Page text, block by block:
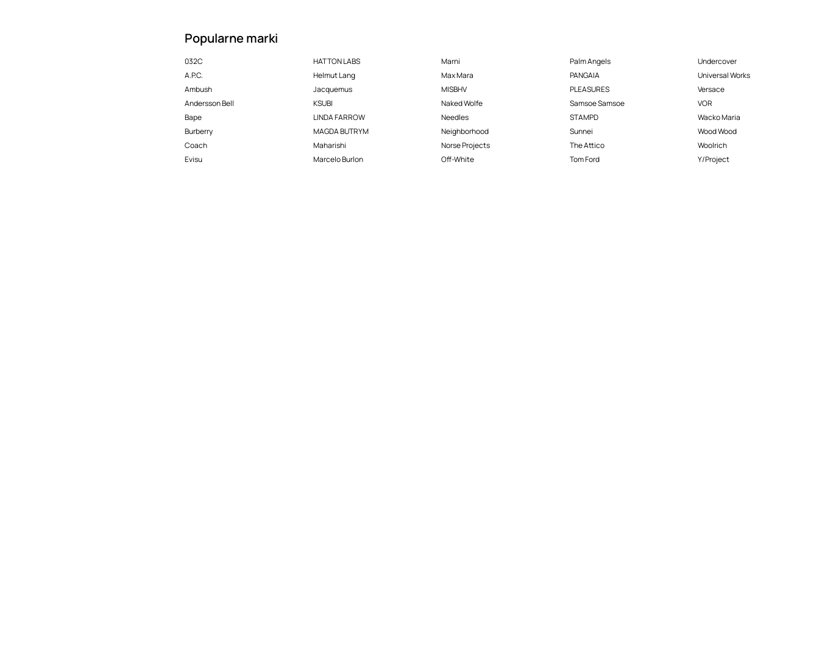
Popularne marki
032C
A.P.C.
Ambush
Andersson Bell
Bape
Burberry
Coach
Evisu
HATTON LABS
Helmut Lang
Jacquemus
KSUBI
LINDA FARROW
MAGDA BUTRYM
Maharishi
Marcelo Burlon
Marni
Max Mara
MISBHV
Naked Wolfe
Needles
Neighborhood
Norse Projects
Off-White
Palm Angels
PANGAIA
PLEASURES
Samsoe Samsoe
STAMPD
Sunnei
The Attico
Tom Ford
Undercover
Universal Works
Versace
VOR
Wacko Maria
Wood Wood
Woolrich
Y/Project